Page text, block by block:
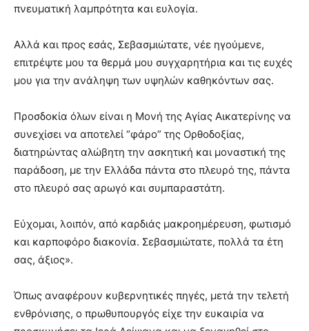
πνευματική λαμπρότητα και ευλογία.
Αλλά και προς εσάς, Σεβασμιώτατε, νέε ηγούμενε,
επιτρέψτε μου τα θερμά μου συγχαρητήρια και τις ευχές
μου για την ανάληψη των υψηλών καθηκόντων σας.
Προσδοκία όλων είναι η Μονή της Αγίας Αικατερίνης να
συνεχίσει να αποτελεί “φάρο” της Ορθοδοξίας,
διατηρώντας αλώβητη την ασκητική και μοναστική της
παράδοση, με την Ελλάδα πάντα στο πλευρό της, πάντα
στο πλευρό σας αρωγό και συμπαραστάτη.
Εύχομαι, λοιπόν, από καρδιάς μακροημέρευση, φωτισμό
και καρποφόρο διακονία. Σεβασμιώτατε, πολλά τα έτη
σας, άξιος».
Όπως αναφέρουν κυβερνητικές πηγές, μετά την τελετή
ενθρόνισης, ο πρωθυπουργός είχε την ευκαιρία να